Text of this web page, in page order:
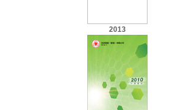
2013